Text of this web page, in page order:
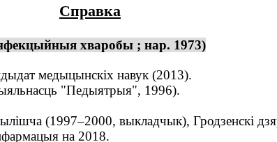
Справка
хваробы ; нар. 1973)
медыцынскіх навук (2013).
"Педыятрыя", 1996).
(1997–2000, выкладчык), Гродзенскі
на 2018.